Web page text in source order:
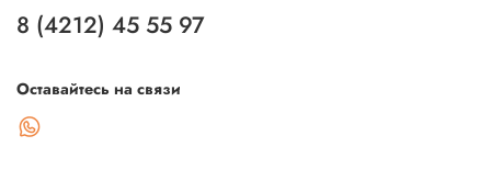
8 (4212) 45 55 97
Оставайтесь на связи